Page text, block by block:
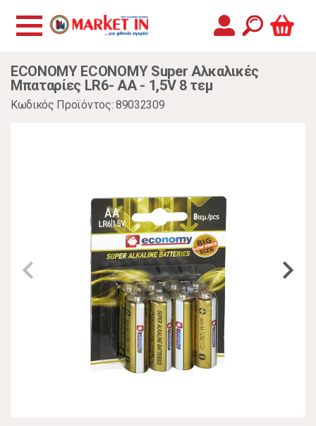
ECONOMY ECONOMY Super Αλκαλικές
Μπαταρίες LR6- AA - 1,5V 8 τεμ
Κωδικός Προϊόντος: 89032309